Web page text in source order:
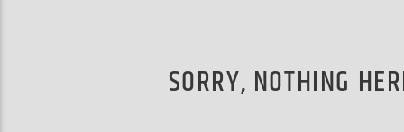
SORRY, NOTHING